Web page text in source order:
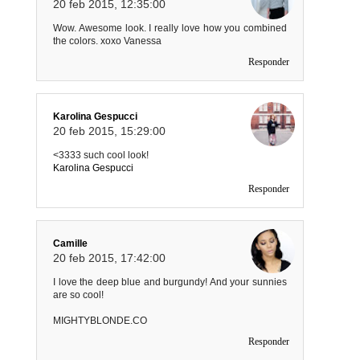
20 feb 2015, 12:35:00
Wow. Awesome look. I really love how you combined
the colors. xoxo Vanessa
Responder
Karolina Gespucci
20 feb 2015, 15:29:00
<3333 such cool look!
Karolina Gespucci
Responder
Camille
20 feb 2015, 17:42:00
I love the deep blue and burgundy! And your sunnies
are so cool!
MIGHTYBLONDE.CO
Responder